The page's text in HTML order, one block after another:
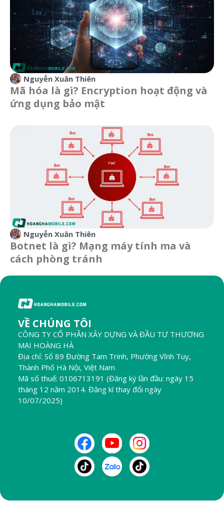
Nguyễn Xuân Thiên
Mã hóa là gì? Encryption hoạt động và
ứng dụng bảo mật
Nguyễn Xuân Thiên
Botnet là gì? Mạng máy tính ma và
cách phòng tránh
VỀ CHÚNG TÔI
CÔNG TY CỔ PHẦN XÂY DỰNG VÀ ĐẦU TƯ THƯƠNG
MẠI HOÀNG HÀ
Địa chỉ: Số 89 Đường Tam Trinh, Phường Vĩnh Tuy,
Thành Phố Hà Nội, Việt Nam
Mã số thuế: 0106713191 (Đăng ký lần đầu: ngày 15
tháng 12 năm 2014. Đăng kí thay đổi ngày
10/07/2025)